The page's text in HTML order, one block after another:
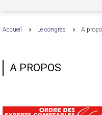
Accueil Le congrès A
A PROPOS